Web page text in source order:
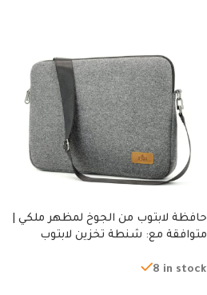
حافظة لابتوب من الجوخ لمظهر ملكي |
متوافقة مع: شنطة تخزين لابتوب
من الجوخ لجهاز نوت بوك والتابلت،
8 in stock